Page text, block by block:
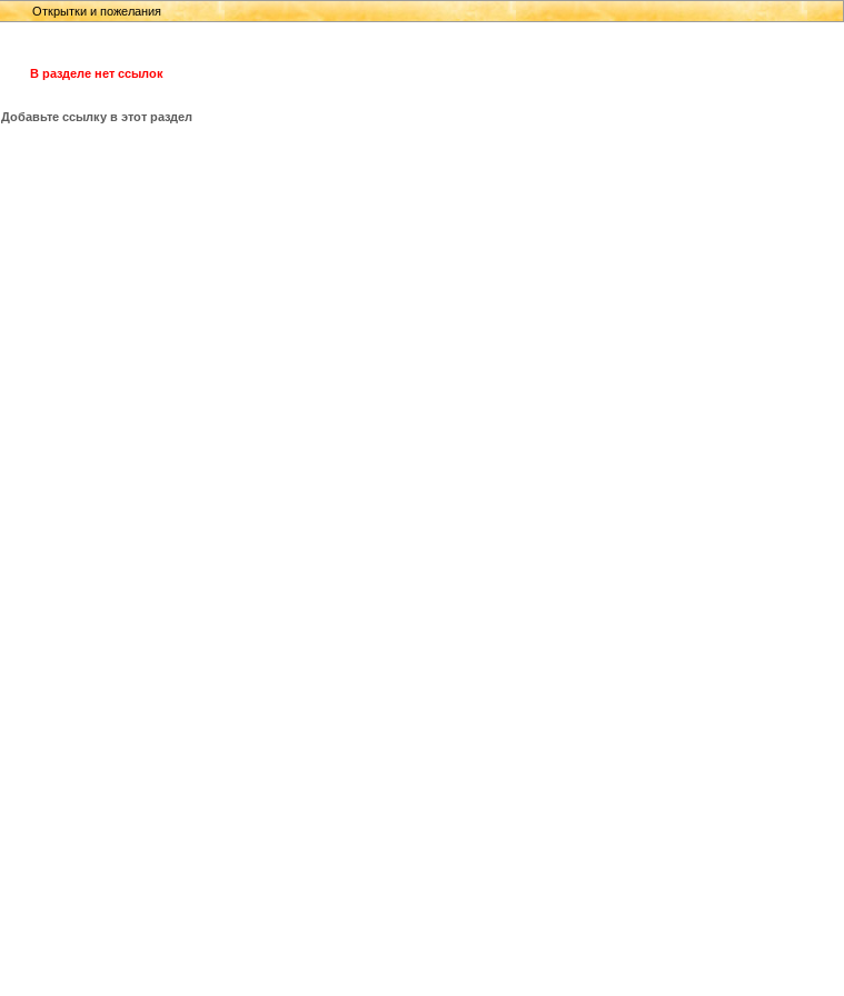
Открытки и пожелания
В разделе нет ссылок
Добавьте ссылку в этот раздел